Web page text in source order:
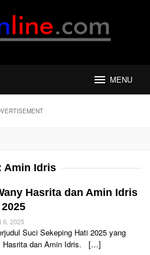
MENU
Amin Idris
Hasrita dan Amin Idris
6, 2025
Suci Sekeping Hati 2025 yang
Hasrita dan Amin Idris. […]